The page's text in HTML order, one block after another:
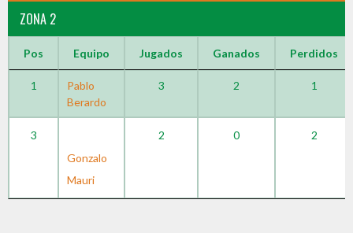
ZONA 2
Pos Equipo Jugados Ganados Perdidos
1
Pablo
Berardo
3 2 1
3
Gonzalo
Mauri
2 0 2